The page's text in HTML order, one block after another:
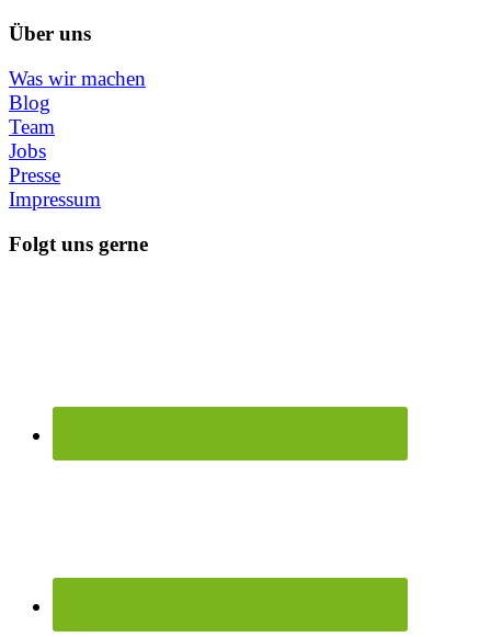
Über uns
Was wir machen
Blog
Team
Jobs
Presse
Impressum
Folgt uns gerne